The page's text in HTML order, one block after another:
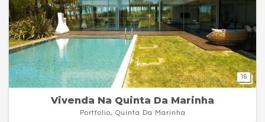
16
Vivenda Na Quinta Da Marinha
Portfolio, Quinta Da Marinha